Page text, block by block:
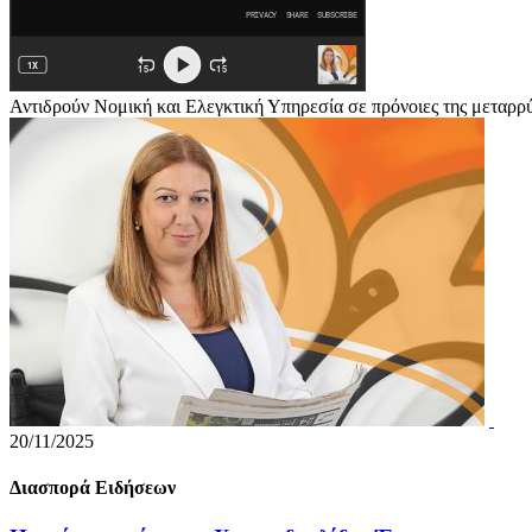
Αντιδρούν Νομική και Ελεγκτική Υπηρεσία σε πρόνοιες της
20/11/2025
Διασπορά Ειδήσεων